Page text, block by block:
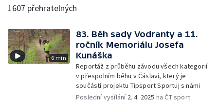
1607 přehratelných
6 min
83. Běh sady Vodranty a 11.
ročník Memoriálu Josefa
Kunáška
Reportáž z průběhu závodu všech kategorií
v přespolním běhu v Čáslavi, který je
součástí projektu Tipsport Sportuj s námi
Poslední vysílání 2. 4. 2025 na ČT sport